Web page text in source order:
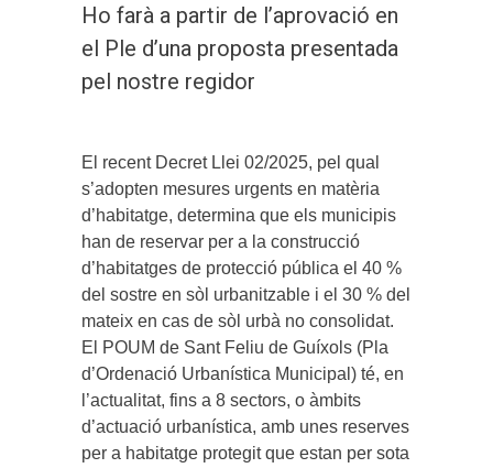
Ho farà a partir de l’aprovació en
el Ple d’una proposta presentada
pel nostre regidor
El recent Decret Llei 02/2025, pel qual
s’adopten mesures urgents en matèria
d’habitatge, determina que els municipis
han de reservar per a la construcció
d’habitatges de protecció pública el 40 %
del sostre en sòl urbanitzable i el 30 % del
mateix en cas de sòl urbà no consolidat.
El POUM de Sant Feliu de Guíxols (Pla
d’Ordenació Urbanística Municipal) té, en
l’actualitat, fins a 8 sectors, o àmbits
d’actuació urbanística, amb unes reserves
per a habitatge protegit que estan per sota